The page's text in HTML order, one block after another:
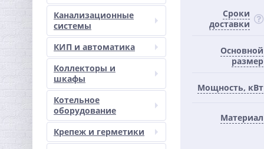
Канализационные
системы
КИП и автоматика
Коллекторы и
шкафы
Котельное
оборудование
Крепеж и герметики
Сроки
доставки
Основной
размер
Мощность, кВт
Материал